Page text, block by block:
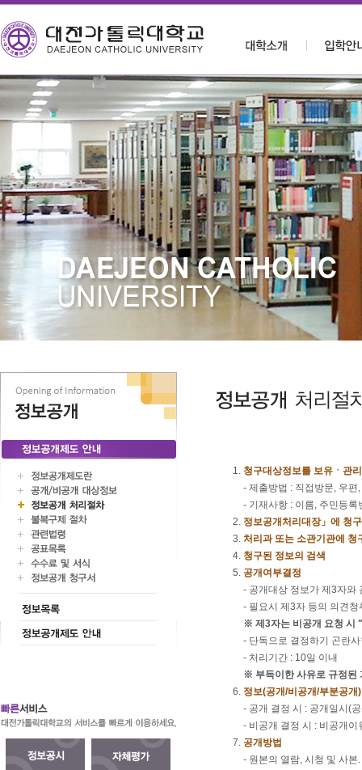
청구대상정보를 보유ㆍ관
- 제출방법 : 직접방문, 우편
- 기재사항 : 이름, 주민등
정보공개처리대장」에 청
처리과 또는 소관기관에 청
청구된 정보의 검색
공개여부결정
- 공개대상 정보가 제3자와
- 필요시 제3자 등의 의견청
※ 제3자는 비공개 요청 시
- 단독으로 결정하기 곤란
- 처리기간 : 10일 이내
※ 부득이한 사유로 규정된
정보(공개/비공개/부분공개
- 공개 결정 시 : 공개일시(
- 비공개 결정 시 : 비공개
공개방법
- 원본의 열람, 시청 및 사